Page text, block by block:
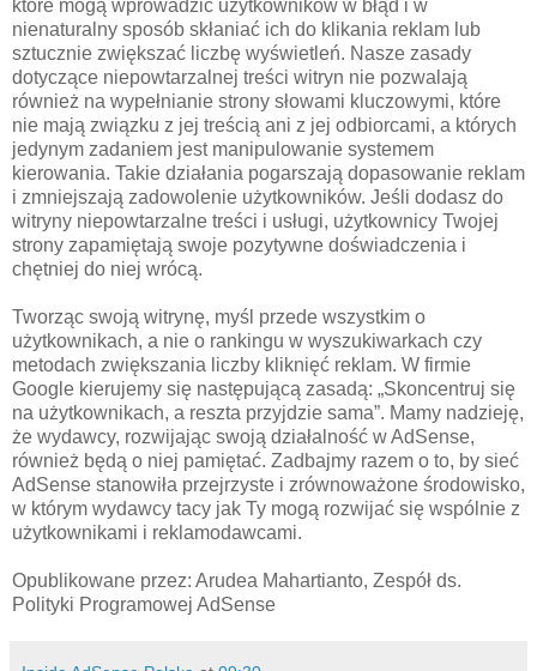
które mogą wprowadzić użytkowników w błąd i w
nienaturalny sposób skłaniać ich do klikania reklam lub
sztucznie zwiększać liczbę wyświetleń. Nasze zasady
dotyczące niepowtarzalnej treści witryn nie pozwalają
również na wypełnianie strony słowami kluczowymi, które
nie mają związku z jej treścią ani z jej odbiorcami, a których
jedynym zadaniem jest manipulowanie systemem
kierowania. Takie działania pogarszają dopasowanie reklam
i zmniejszają zadowolenie użytkowników. Jeśli dodasz do
witryny niepowtarzalne treści i usługi, użytkownicy Twojej
strony zapamiętają swoje pozytywne doświadczenia i
chętniej do niej wrócą.
Tworząc swoją witrynę, myśl przede wszystkim o
użytkownikach, a nie o rankingu w wyszukiwarkach czy
metodach zwiększania liczby kliknięć reklam. W firmie
Google kierujemy się następującą zasadą: „Skoncentruj się
na użytkownikach, a reszta przyjdzie sama”. Mamy nadzieję,
że wydawcy, rozwijając swoją działalność w AdSense,
również będą o niej pamiętać. Zadbajmy razem o to, by sieć
AdSense stanowiła przejrzyste i zrównoważone środowisko,
w którym wydawcy tacy jak Ty mogą rozwijać się wspólnie z
użytkownikami i reklamodawcami.
Opublikowane przez: Arudea Mahartianto, Zespół ds.
Polityki Programowej AdSense